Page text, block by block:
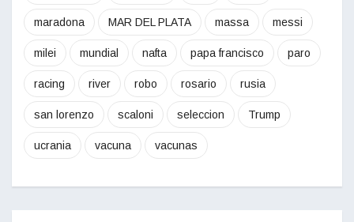
maradona MAR DEL PLATA massa messi
milei mundial nafta papa francisco paro
racing river robo rosario rusia
san lorenzo scaloni seleccion Trump
ucrania vacuna vacunas